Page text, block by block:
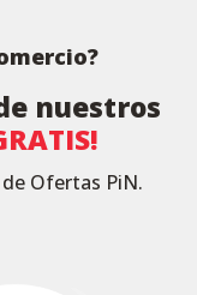
nuestros
Ofertas PiN.